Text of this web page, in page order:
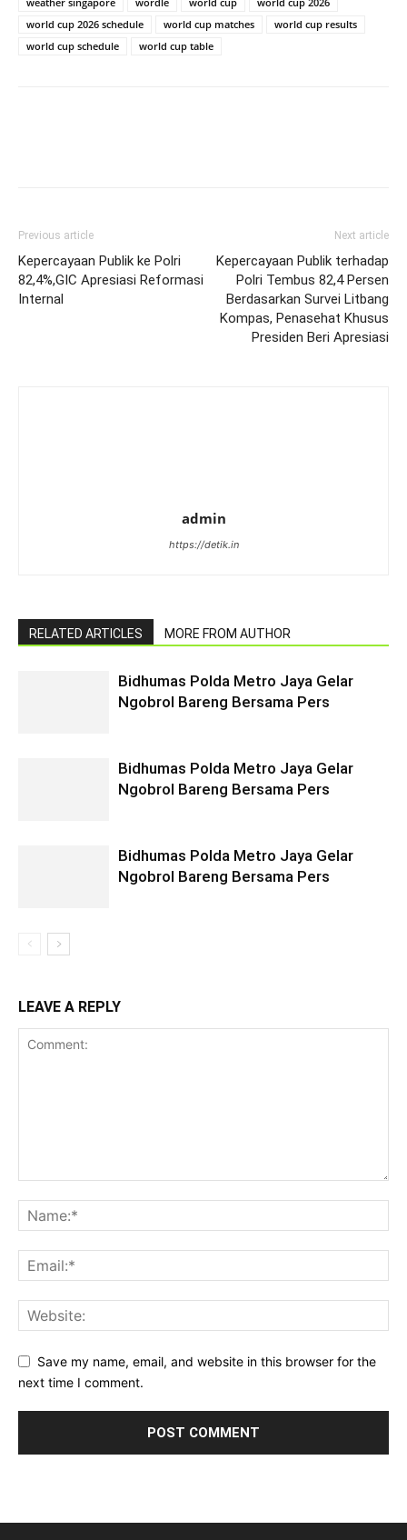
world cup 2026 schedule
world cup matches
world cup results
world cup schedule
world cup table
Previous article
Kepercayaan Publik ke Polri
82,4%,GIC Apresiasi Reformasi
Internal
Next article
Kepercayaan Publik terhadap
Polri Tembus 82,4 Persen
Berdasarkan Survei Litbang
Kompas, Penasehat Khusus
Presiden Beri Apresiasi
admin
https://detik.in
RELATED ARTICLES MORE FROM AUTHOR
Bidhumas Polda Metro Jaya Gelar
Ngobrol Bareng Bersama Pers
Bidhumas Polda Metro Jaya Gelar
Ngobrol Bareng Bersama Pers
Bidhumas Polda Metro Jaya Gelar
Ngobrol Bareng Bersama Pers
LEAVE A REPLY
Save my name, email, and website in this browser for the
next time I comment.